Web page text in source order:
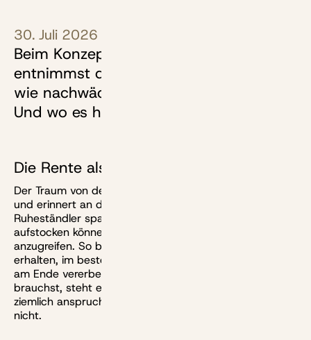
30. Juli 2026
Beim Konzept der ewigen Rente
entnimmst du immer nur so viel Geld,
wie nachwächst. Wie das funktioniert.
Und wo es haken kann.
Die Rente als nachwachsender Rohstoff
Der Traum von der ewigen Rente klingt verlockend -
und erinnert an die nachhaltige Wirtschaft.
Ruheständler sparen so viel an, dass sie ihre Rente
aufstocken können, ohne das Kapital selbst
anzugreifen. So bleibt das Vermögen theoretisch ewig
erhalten, im besten Fall wächst es sogar und lässt sich
am Ende vererben. Falls du doch mal mehr Geld
brauchst, steht ein größerer Puffer bereit. Klingt
ziemlich anspruchsvoll? So abwegig ist der Plan gar
nicht.